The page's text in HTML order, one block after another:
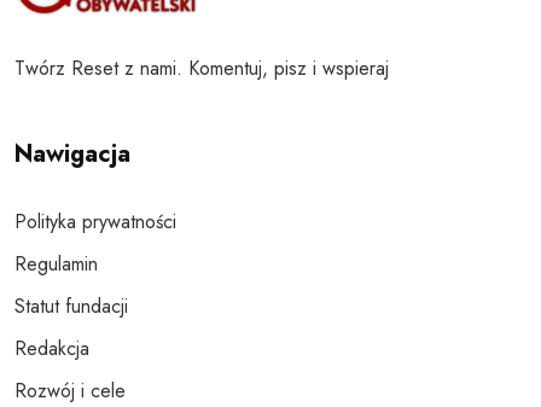
Twórz Reset z nami. Komentuj, pisz i wspieraj
Nawigacja
Polityka prywatności
Regulamin
Statut fundacji
Redakcja
Rozwój i cele